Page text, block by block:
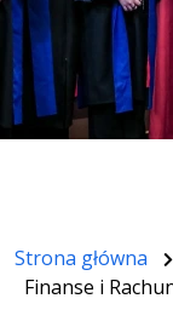
Strona główna
Finanse i